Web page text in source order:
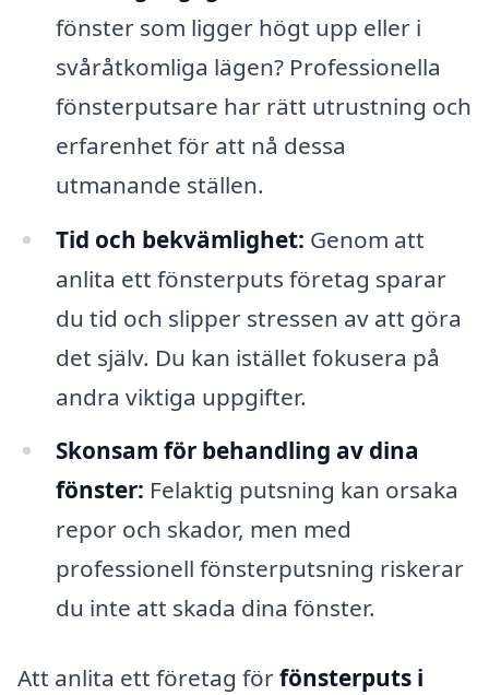
fönster som ligger högt upp eller i
svåråtkomliga lägen? Professionella
fönsterputsare har rätt utrustning och
erfarenhet för att nå dessa
utmanande ställen.
Tid och bekvämlighet: Genom att
anlita ett fönsterputs företag sparar
du tid och slipper stressen av att göra
det själv. Du kan istället fokusera på
andra viktiga uppgifter.
Skonsam för behandling av dina
fönster: Felaktig putsning kan orsaka
repor och skador, men med
professionell fönsterputsning riskerar
du inte att skada dina fönster.
Att anlita ett företag förfönsterputs i